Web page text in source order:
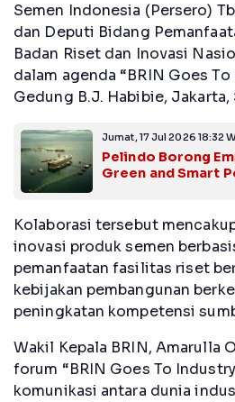
Semen Indonesia (Persero)
dan Deputi Bidang
Badan Riset dan Inovasi
dalam agenda “BRIN Goes
Gedung B.J. Habibie, Jakarta,
Jumat, 17 Jul 2026 18:32
Pelindo Borong
Green and Smart
Kolaborasi tersebut
inovasi produk semen
pemanfaatan fasilitas riset
kebijakan pembangunan
peningkatan kompetensi
Wakil Kepala BRIN, Amarulla
forum “BRIN Goes To
komunikasi antara dunia